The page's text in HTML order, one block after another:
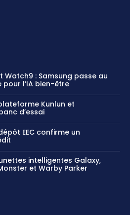
Watch9 : Samsung passe au
pour l’IA bien-être
Kunlun et
d’essai
EEC confirme un
intelligentes Galaxy,
et Warby Parker